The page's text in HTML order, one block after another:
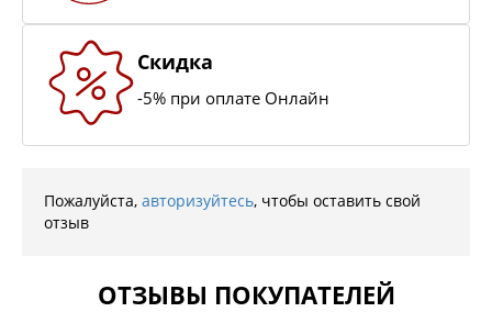
Скидка
-5% при оплате Онлайн
Пожалуйста, авторизуйтесь, чтобы оставить свой
отзыв
ОТЗЫВЫ ПОКУПАТЕЛЕЙ